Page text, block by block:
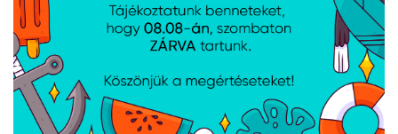
Cikkszám: 702312598 Gyártói cikkszám:702312598
Vékony, Stílusos, MagSafe, Kompatibilitás: Apple Iphone 15 Pro, Súly:
0,068 Kg